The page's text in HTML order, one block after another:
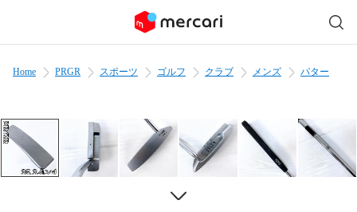
Home PRGR スポーツ ゴルフ クラブ メンズ パター